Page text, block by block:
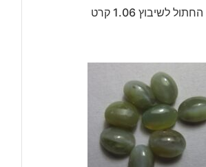
לשיבוץ 1.06 קרט